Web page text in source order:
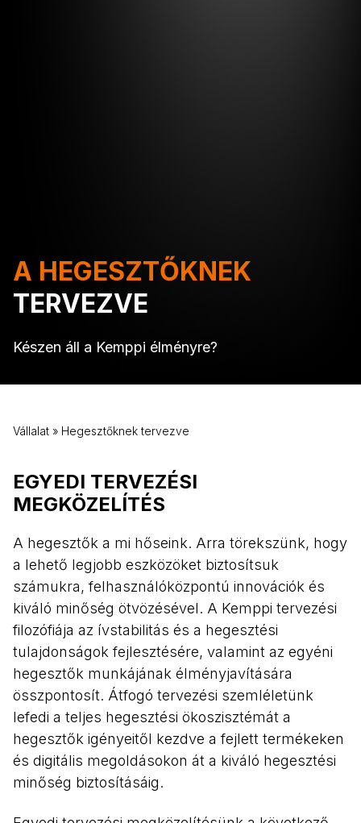
A HEGESZTŐKNEK
TERVEZVE
Készen áll a Kemppi élményre?
Vállalat » Hegesztőknek tervezve
EGYEDI TERVEZÉSI
MEGKÖZELÍTÉS
A hegesztők a mi hőseink. Arra törekszünk, hogy
a lehető legjobb eszközöket biztosítsuk
számukra, felhasználóközpontú innovációk és
kiváló minőség ötvözésével. A Kemppi tervezési
filozófiája az ívstabilitás és a hegesztési
tulajdonságok fejlesztésére, valamint az egyéni
hegesztők munkájának élményjavítására
összpontosít. Átfogó tervezési szemléletünk
lefedi a teljes hegesztési ökoszisztémát a
hegesztők igényeitől kezdve a fejlett termékeken
és digitális megoldásokon át a kiváló hegesztési
minőség biztosításáig.